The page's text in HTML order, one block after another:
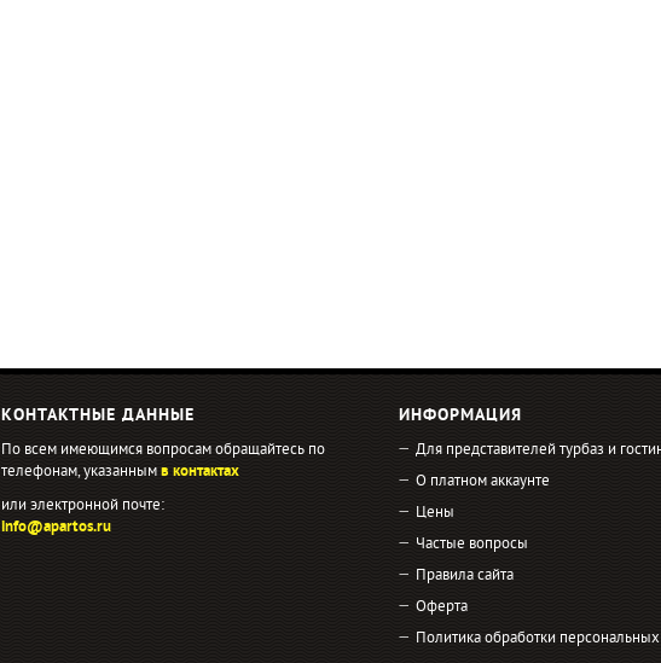
КОНТАКТНЫЕ ДАННЫЕ
По всем имеющимся вопросам обращайтесь по
телефонам, указаннымв контактах
или электронной почте:
info@apartos.ru
ИНФОРМАЦИЯ
Для представителей турбаз и
О платном аккаунте
Цены
Частые вопросы
Правила сайта
Оферта
Политика обработки